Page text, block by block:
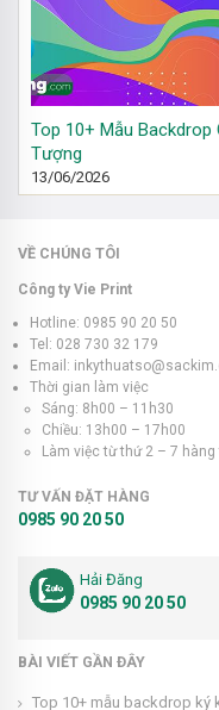
Top 10+ Mẫu Backdrop
Tượng
13/06/2026
VỀ CHÚNG TÔI
Công ty Vie Print
Hotline: 0985 90 20 50
Tel: 028 730 32 179
Email:
Thời gian làm việc
Sáng: 8h00 – 11h30
Chiều: 13h00 – 17h00
Làm việc từ thứ 2 – 7 hàng
TƯ VẤN ĐẶT HÀNG
0985 90 20 50
Hải Đăng
0985 90 20 50
BÀI VIẾT GẦN ĐÂY
Top 10+ mẫu backdrop ký